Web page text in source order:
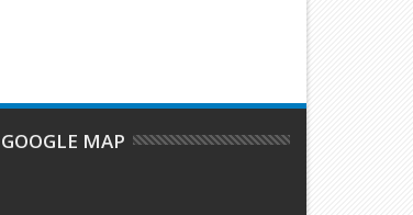
GOOGLE MAP